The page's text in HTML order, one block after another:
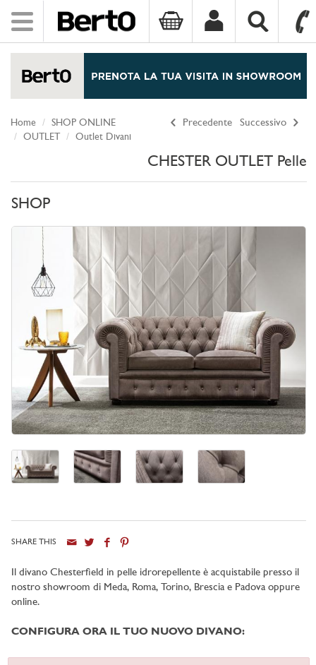
Toggle
navigation
Precedente Successivo
Home
SHOP ONLINE
OUTLET
Outlet Divani
CHESTER OUTLET Pelle
SHOP
SHARE THIS
Il divano Chesterfield in pelle idrorepellente è acquistabile presso il
nostro showroom di Meda, Roma, Torino, Brescia e Padova oppure
online.
CONFIGURA ORA IL TUO NUOVO DIVANO: